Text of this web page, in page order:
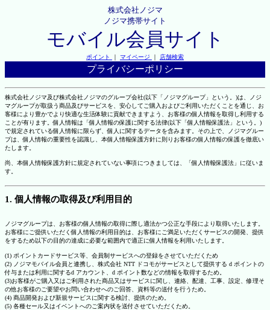
株式会社ノジマ
ノジマ携帯サイト
モバイル会員サイト
ポイント ｜ マイページ ｜ 店舗検索
プライバシーポリシー
株式会社ノジマ及び株式会社ノジマのグループ会社(以下「ノジマグループ」という。)は、ノジ
マグループが取扱う商品及びサービスを、安心してご購入およびご利用いただくことを通じ、お
客様により豊かでより快適な生活体験に貢献できますよう、お客様の個人情報を取得し利用する
ことが有ります。個人情報は「個人情報の保護に関する法律(以下「個人情報保護法」という。)
で規定されている個人情報に限らず、個人に関するデータを含みます。その上で、ノジマグルー
プは、個人情報の重要性を認識し、本個人情報保護方針に則りお客様の個人情報の保護を徹底い
たします。
尚、本個人情報保護方針に規定されていない事項につきましては、「個人情報保護法」に従いま
す。
1. 個人情報の取得及び利用目的
ノジマグループは、お客様の個人情報の取得に際し適法かつ公正な手段により取得いたします。
お客様にご提供いただく個人情報の利用目的は、お客様にご満足いただくサービスの開発、提供
をするため以下の目的の達成に必要な範囲内で適正に個人情報を利用いたします。
(1) ポイントカードサービス等、会員制サービスへの登録をさせていただくため
(2) ノジマモバイル会員と連携し、株式会社 NTT ドコモがサービスとして提供する d ポイントの
付与または利用に関するd アカウント、d ポイント数などの情報を取得するため。
(3)お客様がご購入又はご利用された商品又はサービスに関し、連絡、配達、工事、設定、修理そ
の他お客様のご要望やお問い合わせへのご回答、資料等の送付を行うため。
(4) 商品開発および新規サービスに関する検討、提供のため。
(5) 各種セール又はイベントへのご案内状を送付させていただくため。